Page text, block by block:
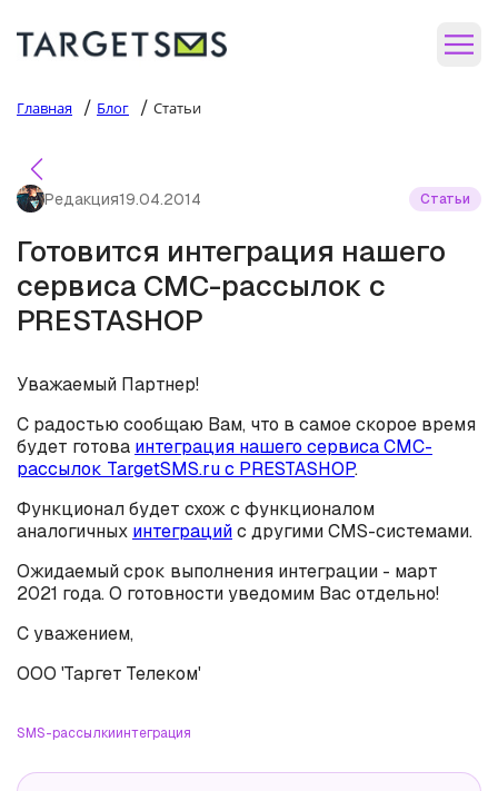
Главная / Блог / Статьи
Редакция19.04.2014 Статьи
Готовится интеграция нашего
сервиса СМС-рассылок с
PRESTASHOP
Уважаемый Партнер!
С радостью сообщаю Вам, что в самое скорое время
будет готова интеграция нашего сервиса СМС-
рассылок TargetSMS.ru с PRESTASHOP.
Функционал будет схож с функционалом
аналогичных интеграцийс другими CMS-системами.
Ожидаемый срок выполнения интеграции - март
2021 года. О готовности уведомим Вас отдельно!
С уважением,
ООО 'Таргет Телеком'
SMS-рассылкиинтеграция